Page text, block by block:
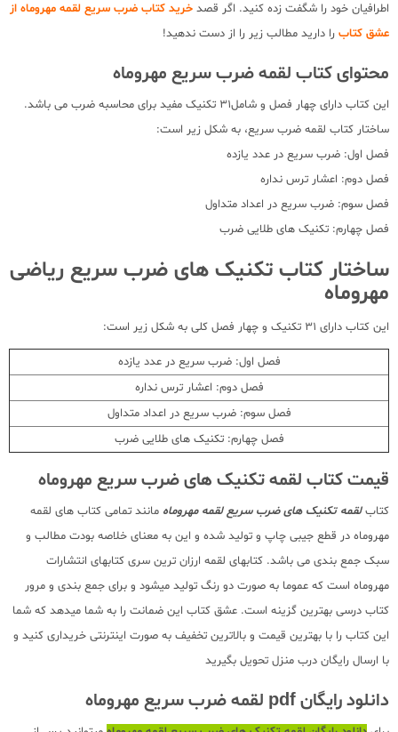
اطرافیان خود را شگفت زده کنید. اگر قصد خرید کتاب ضرب سریع لقمه مهروماه از
عشق کتاب را دارید مطالب زیر را از دست ندهید!
محتوای کتاب لقمه ضرب سریع مهروماه
این کتاب دارای چهار فصل و شامل31 تکنیک مفید برای محاسبه ضرب می باشد.
ساختار کتاب لقمه ضرب سریع، به شکل زیر است:
فصل اول: ضرب سریع در عدد یازده
فصل دوم: اعشار ترس نداره
فصل سوم: ضرب سریع در اعداد متداول
فصل چهارم: تکنیک های طلایی ضرب
ساختار کتاب تکنیک های ضرب سریع ریاضی
مهروماه
این کتاب دارای 31 تکنیک و چهار فصل کلی به شکل زیر است:
فصل اول: ضرب سریع در عدد یازده
فصل دوم: اعشار ترس نداره
فصل سوم: ضرب سریع در اعداد متداول
فصل چهارم: تکنیک های طلایی ضرب
قیمت کتاب لقمه تکنیک های ضرب سریع مهروماه
کتابلقمه تکنیک های ضرب سریع لقمه مهروماه مانند تمامی کتاب های لقمه
مهروماه در قطع جیبی چاپ و تولید شده و این به معنای خلاصه بودت مطالب و
سبک جمع بندی می باشد. کتابهای لقمه ارزان ترین سری کتابهای انتشارات
مهروماه است که عموما به صورت دو رنگ تولید میشود و برای جمع بندی و مرور
کتاب درسی بهترین گزینه است. عشق کتاب این ضمانت را به شما میدهد که شما
این کتاب را با بهترین قیمت و بالاترین تخفیف به صورت اینترنتی خریداری کنید و
با ارسال رایگان درب منزل تحویل بگیرید
دانلود رایگان pdf لقمه ضرب سریع مهروماه